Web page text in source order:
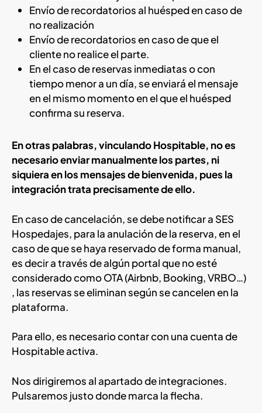
Envío de recordatorios al huésped en caso de
no realización
Envío de recordatorios en caso de que el
cliente no realice el parte.
En el caso de reservas inmediatas o con
tiempo menor a un día, se enviará el mensaje
en el mismo momento en el que el huésped
confirma su reserva.
En otras palabras, vinculando Hospitable, no es
necesario enviar manualmente los partes, ni
siquiera en los mensajes de bienvenida, pues la
integración trata precisamente de ello.
En caso de cancelación, se debe notificar a SES
Hospedajes, para la anulación de la reserva, en el
caso de que se haya reservado de forma manual,
es decir a través de algún portal que no esté
considerado como OTA (Airbnb, Booking, VRBO…)
, las reservas se eliminan según se cancelen en la
plataforma.
Para ello, es necesario contar con una cuenta de
Hospitable activa.
Nos dirigiremos al apartado de integraciones.
Pulsaremos justo donde marca la flecha.